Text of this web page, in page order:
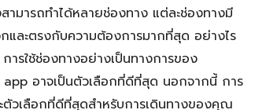
ามารถทำได้หลายช่องทาง แต่ละช่องทางมี
และตรงกับความต้องการมากที่สุด อย่างไร
ารใช้ช่องทางอย่างเป็นทางการของ
app อาจเป็นตัวเลือกที่ดีที่สุด นอกจากนี้ การ
วเลือกที่ดีที่สุดสำหรับการเดินทางของคุณ